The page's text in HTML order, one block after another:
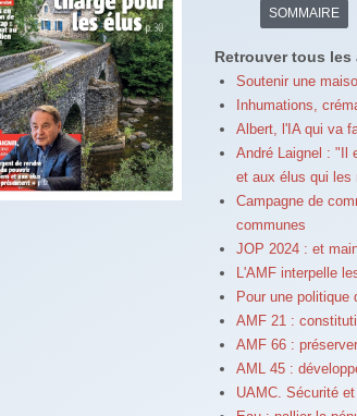
SOMMAIRE
Retrouver tous les
Soutenir une
Inhumations,
Albert, l'IA qui va
André Laignel : "Il
et aux élus qui les
Campagne de
communes
JOP 2024 : et
L'AMF interpelle
Pour une
AMF 21 :
AMF 66 :
AML 45 :
UAMC. Sécurité